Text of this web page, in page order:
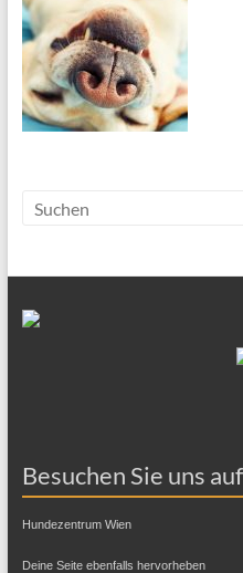
Besuchen Sie uns
Hundezentrum Wien
Deine Seite ebenfalls hervorheben